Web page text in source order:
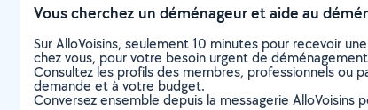
Vous cherchez un déménageur et aide au
Sur AlloVoisins, seulement 10 minutes pour recevoir
chez vous, pour votre besoin urgent de
Consultez les profils des membres, professionnels ou
demande et à votre budget.
Conversez ensemble depuis la messagerie